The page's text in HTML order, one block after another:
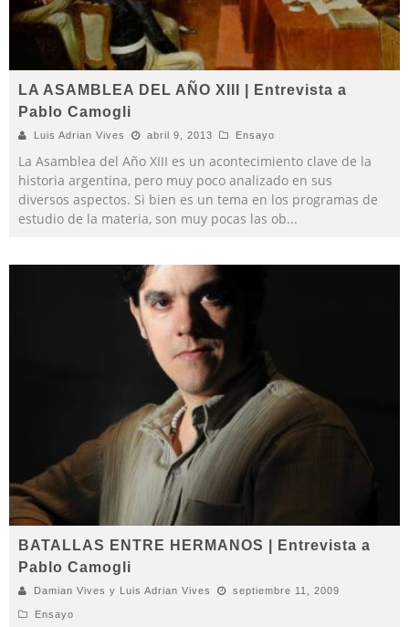
LA ASAMBLEA DEL AÑO XIII | Entrevista a
Pablo Camogli
Luis Adrian Vives abril 9, 2013 Ensayo
La Asamblea del Año XIII es un acontecimiento clave de la
historia argentina, pero muy poco analizado en sus
diversos aspectos. Si bien es un tema en los programas de
estudio de la materia, son muy pocas las ob...
BATALLAS ENTRE HERMANOS | Entrevista a
Pablo Camogli
Damian Vives y Luis Adrian Vives septiembre 11, 2009
Ensayo